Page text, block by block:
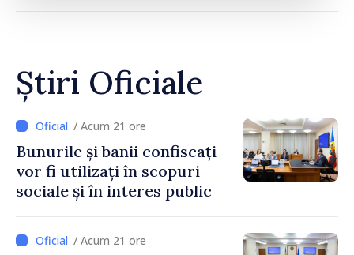
Știri Oficiale
/ Acum 21 ore
Bunurile și banii confiscați
vor fi utilizați în scopuri
sociale și în interes public
/ Acum 21 ore